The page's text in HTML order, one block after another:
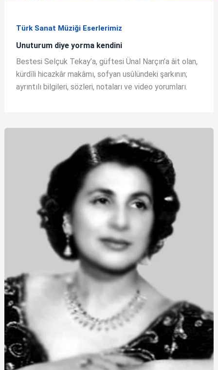
Türk Sanat Müziği Eserlerimiz
Unuturum diye yorma kendini
Bestesi Selçuk Tekay’a, güftesi Ünal Narçın’a âit olan,
kürdîli hicazkâr makâmı, sofyan usûlündeki şarkının;
ayrıntılı bilgileri, sözleri, notaları ve video yorumları.